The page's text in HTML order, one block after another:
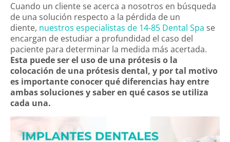
Cuando un cliente se acerca a nosotros en búsqueda
de una solución respecto a la pérdida de un
diente, nuestros especialistas de 14-85 Dental Spa se
encargan de estudiar a profundidad el caso del
paciente para determinar la medida más acertada.
Esta puede ser el uso de una prótesis o la
colocación de una prótesis dental, y por tal motivo
es importante conocer qué diferencias hay entre
ambas soluciones y saber en qué casos se utiliza
cada una.